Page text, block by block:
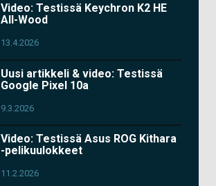
Video: Testissä Keychron K2 HE
All-Wood
13.4.2026
Uusi artikkeli & video: Testissä
Google Pixel 10a
9.3.2026
Video: Testissä Asus ROG Kithara
-pelikuulokkeet
11.2.2026